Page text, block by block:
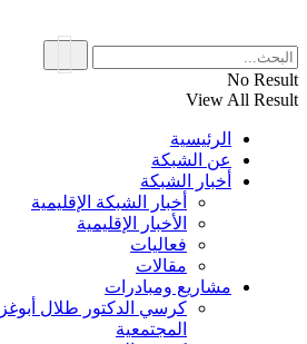
No Result
View All Result
الرئيسية
عن الشبكة
أخبار الشبكة
أخبار الشبكة الإقليمية
الأخبار الإقليمية
فعاليات
مقالات
مشاريع ومبادرات
كرسي الدكتور طلال
المجتمعية